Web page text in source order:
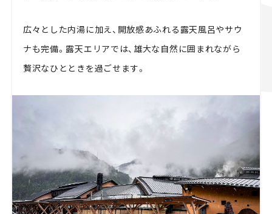
広々とした内湯に加え、開放感あふれる露天風呂やサウ
ナも完備。露天エリアでは、雄大な自然に囲まれながら
贅沢なひとときを過ごせます。